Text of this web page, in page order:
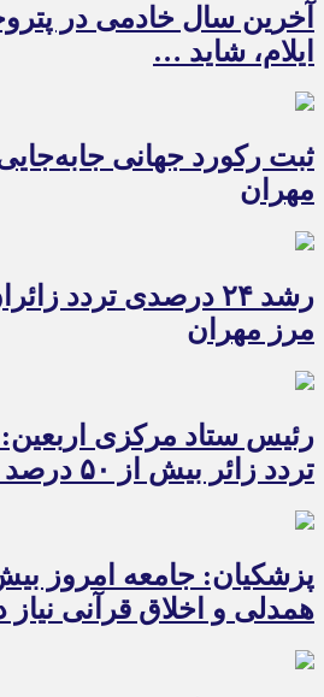
آخرین سال خادمی در
ایلام، شاید …
ثبت رکورد جهانی
مهران
رشد ۲۴ درصدی تردد
مرز مهران
رئیس ستاد مرکزی
تردد زائر بیش از ۵۰ درصد است
پزشکیان: جامعه امروز
همدلی و اخلاق قرآنی نیاز